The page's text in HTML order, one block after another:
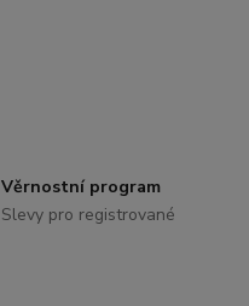
Věrnostní program
Slevy pro registrované